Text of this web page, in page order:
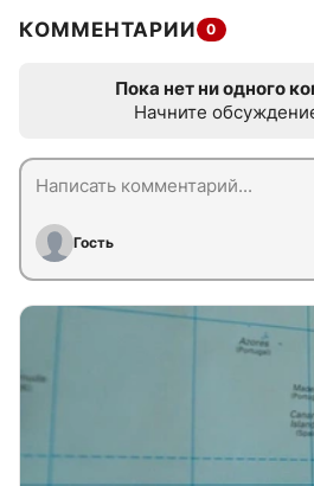
КОММЕНТАРИИ 0
Пока нет ни одного
Начните
Гость